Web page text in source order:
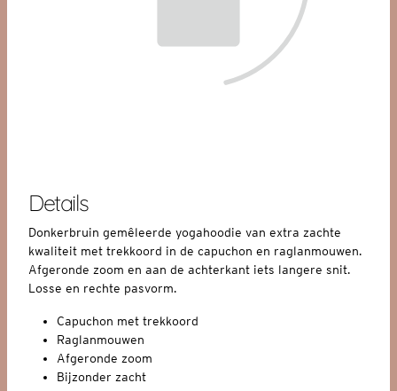
Details
Donkerbruin gemêleerde yogahoodie van extra zachte
kwaliteit met trekkoord in de capuchon en raglanmouwen.
Afgeronde zoom en aan de achterkant iets langere snit.
Losse en rechte pasvorm.
Capuchon met trekkoord
Raglanmouwen
Afgeronde zoom
Bijzonder zacht